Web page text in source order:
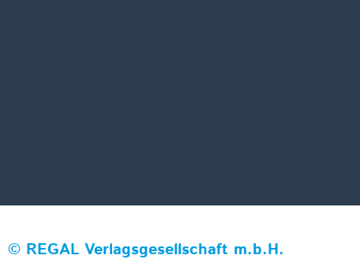
© REGAL Verlagsgesellschaft m.b.H.